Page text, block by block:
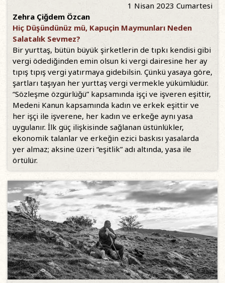
1 Nisan 2023 Cumartesi
Zehra Çiğdem Özcan
Hiç Düşündünüz mü, Kapuçin Maymunları Neden
Salatalık Sevmez?
Bir yurttaş, bütün büyük şirketlerin de tıpkı kendisi gibi
vergi ödediğinden emin olsun ki vergi dairesine her ay
tıpış tıpış vergi yatırmaya gidebilsin. Çünkü yasaya göre,
şartları taşıyan her yurttaş vergi vermekle yükümlüdür.
“Sözleşme özgürlüğü” kapsamında işçi ve işveren eşittir,
Medeni Kanun kapsamında kadın ve erkek eşittir ve
her işçi ile işverene, her kadın ve erkeğe aynı yasa
uygulanır. İlk güç ilişkisinde sağlanan üstünlükler,
ekonomik talanlar ve erkeğin ezici baskısı yasalarda
yer almaz; aksine üzeri “eşitlik” adı altında, yasa ile
örtülür.